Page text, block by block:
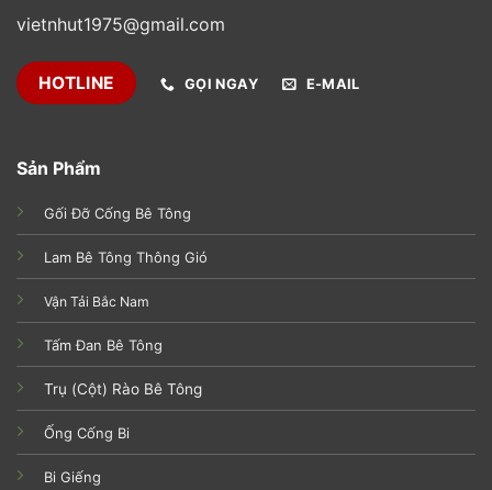
vietnhut1975@gmail.com
HOTLINE GỌI NGAY E-MAIL
Sản Phẩm
Gối Đỡ Cống Bê Tông
Lam Bê Tông Thông Gió
Vận Tải Bắc Nam
Tấm Đan Bê Tông
Trụ (Cột) Rào Bê Tông
Ống Cống Bi
Bi Giếng